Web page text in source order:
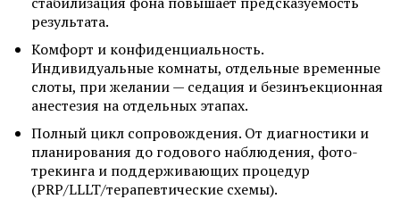
результата.
Комфорт и конфиденциальность.
Индивидуальные комнаты, отдельные временные
слоты, при желании — седация и безинъекционная
анестезия на отдельных этапах.
Полный цикл сопровождения. От диагностики и
планирования до годового наблюдения, фото-
трекинга и поддерживающих процедур
(PRP/LLLT/терапевтические схемы).